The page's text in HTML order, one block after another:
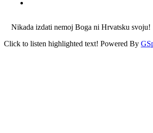
Nikada izdati nemoj Boga ni Hrvatsku svoju!
Click to listen highlighted text! Powered By